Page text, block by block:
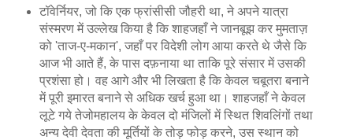
टॉवेर्नियर, जो कि एक फ्रांसीसी जौहरी था, ने अपने यात्रा
संस्मरण में उल्लेख किया है कि शाहजहाँ ने जानबूझ कर मुमताज़
को 'ताज-ए-मकान', जहाँ पर विदेशी लोग आया करते थे जैसे कि
आज भी आते हैं, के पास दफ़नाया था ताकि पूरे संसार में उसकी
प्रशंसा हो। वह आगे और भी लिखता है कि केवल चबूतरा बनाने
में पूरी इमारत बनाने से अधिक खर्च हुआ था। शाहजहाँ ने केवल
लूटे गये तेजोमहालय के केवल दो मंजिलों में स्थित शिवलिंगों तथा
अन्य देवी देवता की मूर्तियों के तोड़ फोड़ करने, उस स्थान को